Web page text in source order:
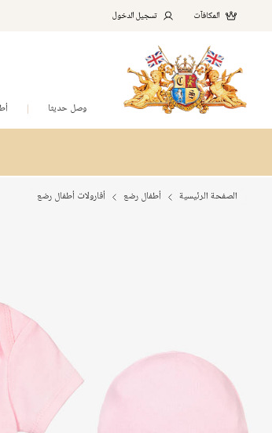
المكافآت تسجيل الدخول
وصل حديثا
الصفحة الرئيسية أطفال رضع أفارولات أطفال رضع